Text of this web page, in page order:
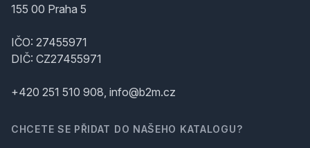
155 00 Praha 5
IČO: 27455971
DIČ: CZ27455971
+420 251 510 908, info@b2m.cz
CHCETE SE PŘIDAT DO NAŠEHO KATALOGU?